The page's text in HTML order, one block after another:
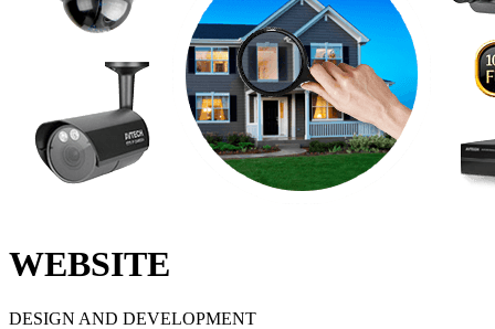
WEBSITE
DESIGN AND DEVELOPMENT